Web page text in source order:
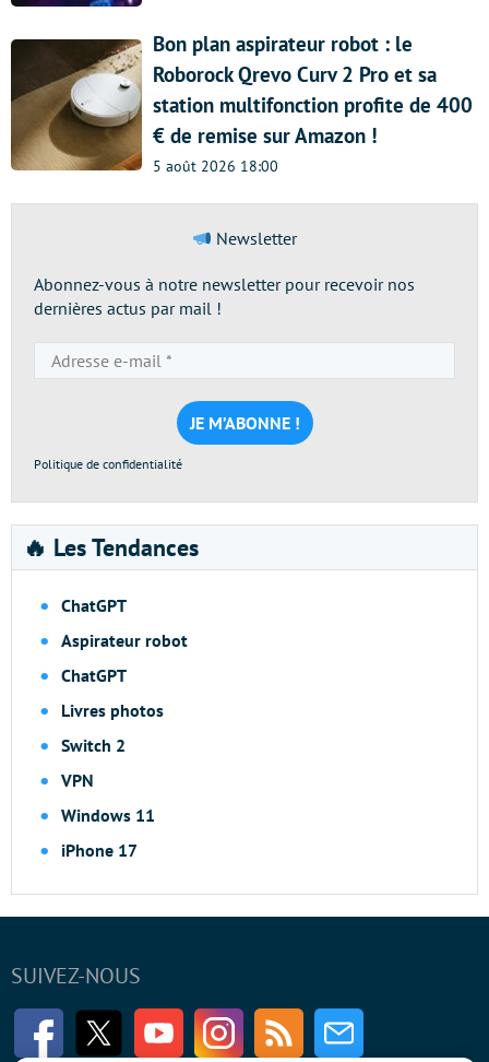
Bon plan aspirateur robot : le
Roborock Qrevo Curv 2 Pro et sa
station multifonction profite de 400
€ de remise sur Amazon !
5 août 2026 18:00
Newsletter
Abonnez-vous à notre newsletter pour recevoir nos
dernières actus par mail !
e-
mail
*
Politique de confidentialité
🔥 Les Tendances
ChatGPT
Aspirateur robot
ChatGPT
Livres photos
Switch 2
VPN
Windows 11
iPhone 17
SUIVEZ-NOUS
FacebookTwitter Youtube InstagramRSS Newsletter